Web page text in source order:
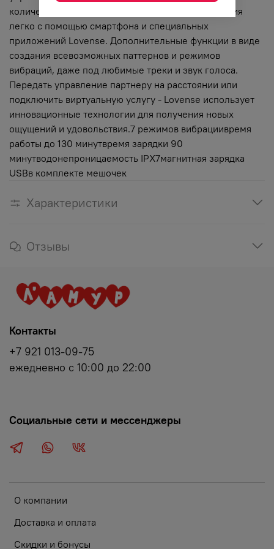
количество возможностей получения удовольствия
легко с помощью смартфона и специальных
приложений Lovense. Дополнительные функции в виде
создания всевозможных паттернов и режимов
вибраций, даже под любимые треки и звук голоса.
Передать управление партнеру на расстоянии или
подключить виртуальную услугу - Lovense использует
инновационные технологии для получения новых
ощущений и удовольствия.7 режимов вибрациивремя
работы до 130 минутвремя зарядки 90
минутводонепроницаемость IPX7магнитная зарядка
USBв комплекте мешочек
Характеристики
Отзывы
О компании
Доставка и оплата
Скидки и бонусы
Контакты
+7 921 013-09-75
ежедневно с 10:00 до 22:00
Социальные сети и мессенджеры